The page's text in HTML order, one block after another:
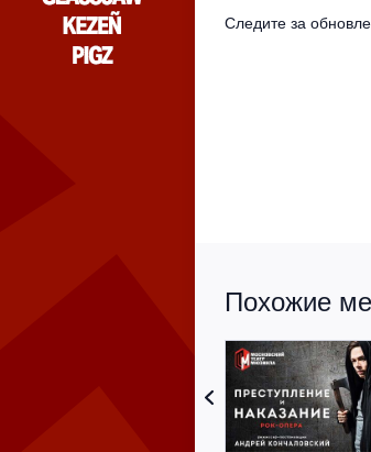
Следите за
Похожие